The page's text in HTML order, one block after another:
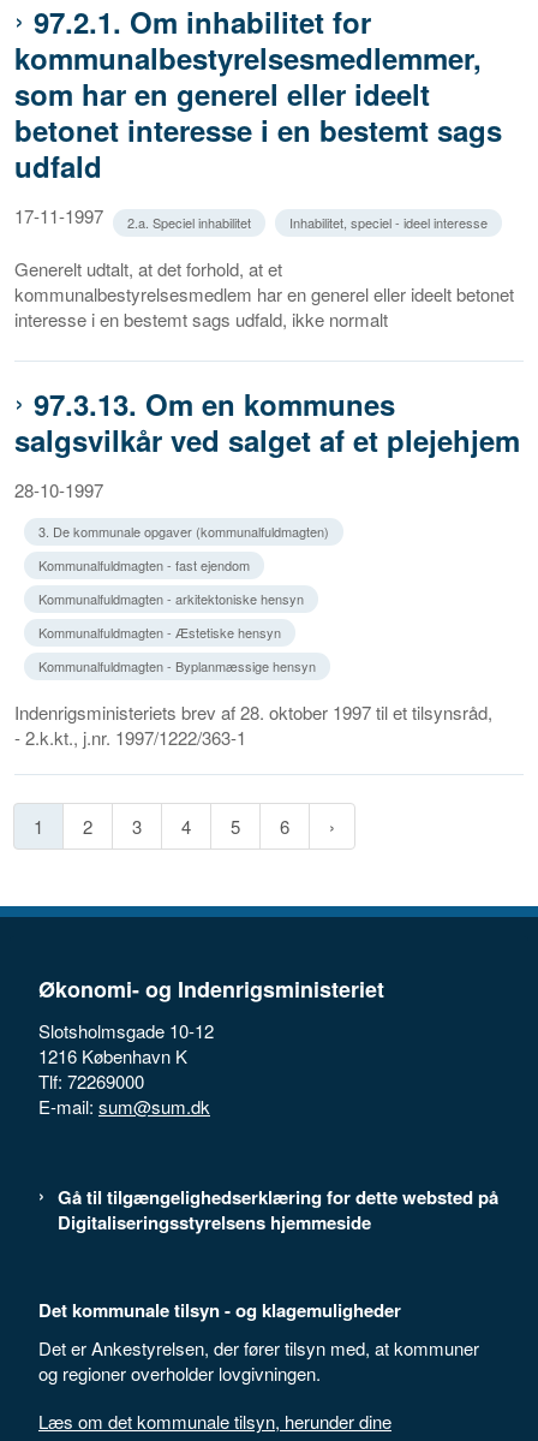
97.2.1. Om inhabilitet for
kommunalbestyrelsesmedlemmer,
som har en generel eller ideelt
betonet interesse i en bestemt sags
udfald
17-11-1997 2.a. Speciel inhabilitet Inhabilitet, speciel - ideel interesse
Generelt udtalt, at det forhold, at et
kommunalbestyrelsesmedlem har en generel eller ideelt betonet
interesse i en bestemt sags udfald, ikke normalt
97.3.13. Om en kommunes
salgsvilkår ved salget af et plejehjem
28-10-1997
3. De kommunale opgaver (kommunalfuldmagten)
Kommunalfuldmagten - fast ejendom
Kommunalfuldmagten - arkitektoniske hensyn
Kommunalfuldmagten - Æstetiske hensyn
Kommunalfuldmagten - Byplanmæssige hensyn
Indenrigsministeriets brev af 28. oktober 1997 til et tilsynsråd,
- 2.k.kt., j.nr. 1997/1222/363-1
1 2 3 4 5 6
Økonomi- og Indenrigsministeriet
Slotsholmsgade 10-12
1216 København K
Tlf: 72269000
E-mail: sum@sum.dk
Gå til tilgængelighedserklæring for dette websted på
Digitaliseringsstyrelsens hjemmeside
Det kommunale tilsyn - og klagemuligheder
Det er Ankestyrelsen, der fører tilsyn med, at kommuner
og regioner overholder lovgivningen.
Læs om det kommunale tilsyn, herunder dine